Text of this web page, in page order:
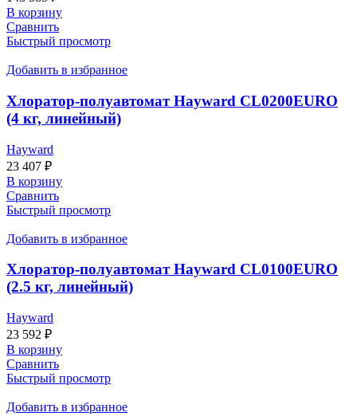
В корзину
Сравнить
Быстрый просмотр
Добавить в избранное
Хлоратор-полуавтомат Hayward CL0200EURO
(4 кг, линейный)
Hayward
23 407 ₽
В корзину
Сравнить
Быстрый просмотр
Добавить в избранное
Хлоратор-полуавтомат Hayward CL0100EURO
(2.5 кг, линейный)
Hayward
23 592 ₽
В корзину
Сравнить
Быстрый просмотр
Добавить в избранное